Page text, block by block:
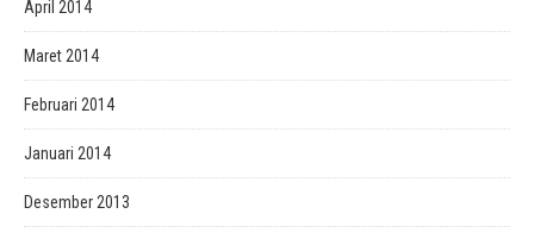
April 2014
Maret 2014
Februari 2014
Januari 2014
Desember 2013